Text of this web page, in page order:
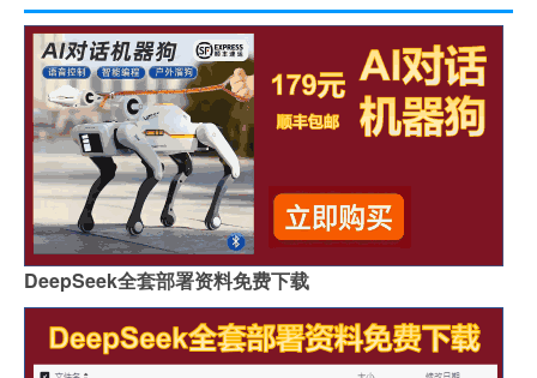
DeepSeek全套部署资料免费下载